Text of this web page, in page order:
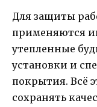
Для защиты
применяются
утепленные
установки и
покрытия. Всё
сохранять